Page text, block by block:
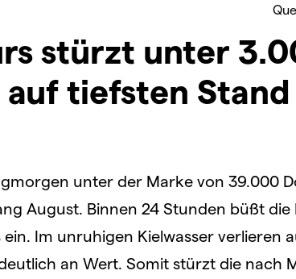
stürzt unter
tiefsten
unter der Marke von 39.000
August. Binnen 24 Stunden büßt
Im unruhigen Kielwasser verlieren
an Wert. Somit stürzt die nach